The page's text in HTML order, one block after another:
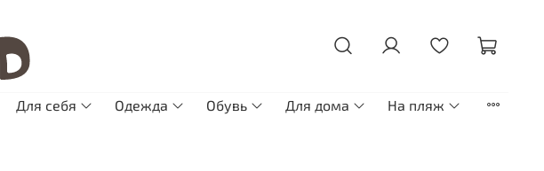
Для себя Одежда Обувь Для дома На пляж